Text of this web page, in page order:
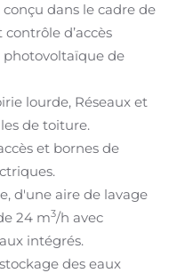
dans le cadre de
d’accès
photovoltaïque de
lourde, Réseaux et
de toiture.
et bornes de
d'une aire de lavage
24 m3/h avec
intégrés.
des eaux